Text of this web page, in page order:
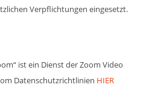
Verpflichtungen eingesetzt.
ist ein Dienst der Zoom Video
Datenschutzrichtlinien HIER